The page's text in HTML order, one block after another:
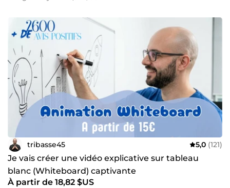
tribasse45 5,0 (121)
Je vais créer une vidéo explicative sur tableau
blanc (Whiteboard) captivante
À partir de 18,82 $US